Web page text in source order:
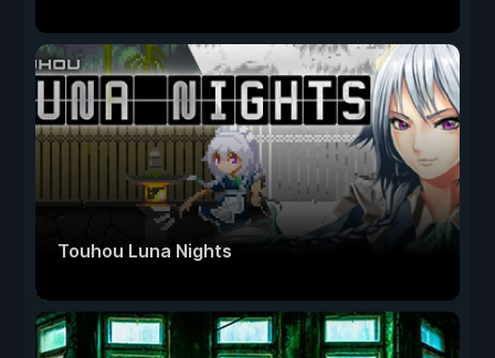
Touhou Luna Nights